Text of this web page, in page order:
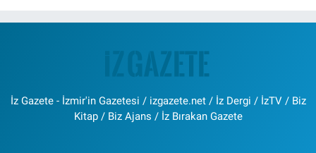
İz Gazete - İzmir'in Gazetesi / izgazete.net / İz Dergi / İzTV / Biz
Kitap / Biz Ajans / İz Bırakan Gazete